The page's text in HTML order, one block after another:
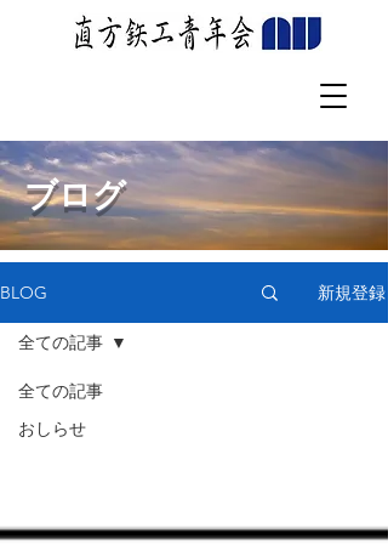
​ブログ
BLOG 新規登録
全ての記事
おしらせ
全ての記事